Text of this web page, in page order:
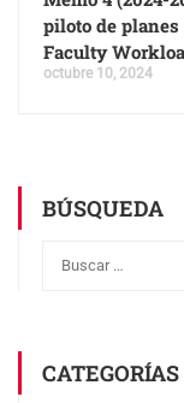
piloto de
Faculty
octubre 10, 2024
BÚSQUEDA
CATEGORÍAS